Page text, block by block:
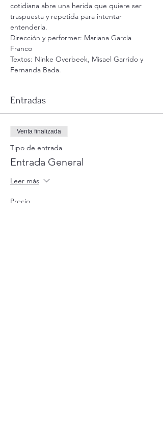
cotidiana abre una herida que quiere ser
traspuesta y repetida para intentar
entenderla.
Dirección y performer: Mariana García
Franco
Textos: Ninke Overbeek, Misael Garrido y
Fernanda Bada.
Entradas
Venta finalizada
Tipo de entrada
Entrada General
Leer más
Precio